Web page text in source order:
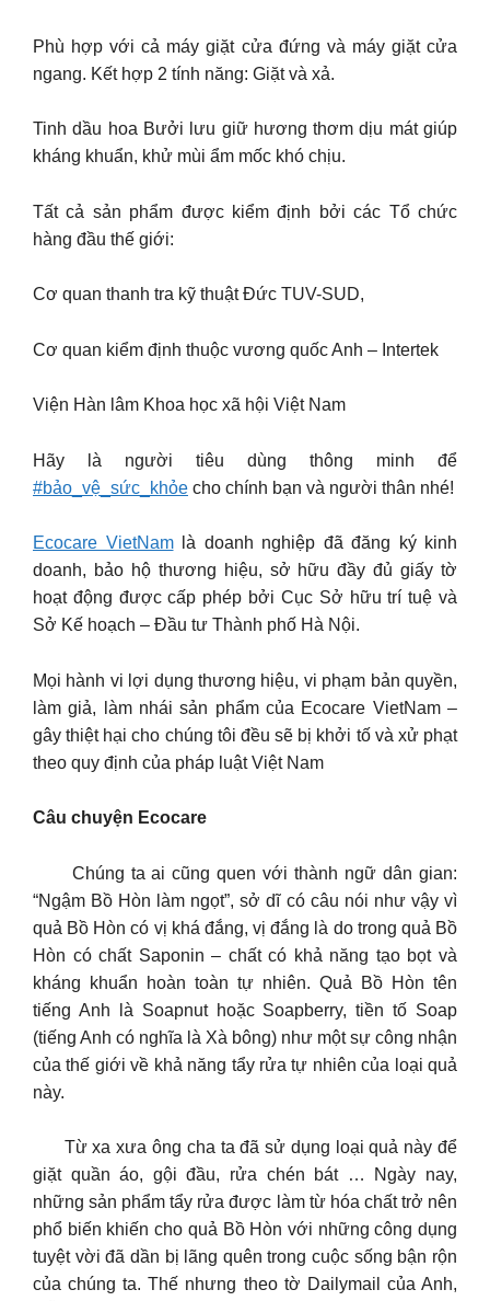
Phù hợp với cả máy giặt cửa đứng và máy giặt cửa
ngang. Kết hợp 2 tính năng: Giặt và xả.
Tinh dầu hoa Bưởi lưu giữ hương thơm dịu mát giúp
kháng khuẩn, khử mùi ẩm mốc khó chịu.
Tất cả sản phẩm được kiểm định bởi các Tổ chức
hàng đầu thế giới:
Cơ quan thanh tra kỹ thuật Đức TUV-SUD,
Cơ quan kiểm định thuộc vương quốc Anh – Intertek
Viện Hàn lâm Khoa học xã hội Việt Nam
Hãy là người tiêu dùng thông minh để
#bảo_vệ_sức_khỏe cho chính bạn và người thân nhé!
Ecocare VietNamlà doanh nghiệp đã đăng ký kinh
doanh, bảo hộ thương hiệu, sở hữu đầy đủ giấy tờ
hoạt động được cấp phép bởi Cục Sở hữu trí tuệ và
Sở Kế hoạch – Đầu tư Thành phố Hà Nội.
Mọi hành vi lợi dụng thương hiệu, vi phạm bản quyền,
làm giả, làm nhái sản phẩm của Ecocare VietNam –
gây thiệt hại cho chúng tôi đều sẽ bị khởi tố và xử phạt
theo quy định của pháp luật Việt Nam
Câu chuyện Ecocare
Chúng ta ai cũng quen với thành ngữ dân gian:
“Ngậm Bồ Hòn làm ngọt”, sở dĩ có câu nói như vậy vì
quả Bồ Hòn có vị khá đắng, vị đắng là do trong quả Bồ
Hòn có chất Saponin – chất có khả năng tạo bọt và
kháng khuẩn hoàn toàn tự nhiên. Quả Bồ Hòn tên
tiếng Anh là Soapnut hoặc Soapberry, tiền tố Soap
(tiếng Anh có nghĩa là Xà bông) như một sự công nhận
của thế giới về khả năng tẩy rửa tự nhiên của loại quả
này.
Từ xa xưa ông cha ta đã sử dụng loại quả này để
giặt quần áo, gội đầu, rửa chén bát … Ngày nay,
những sản phẩm tẩy rửa được làm từ hóa chất trở nên
phổ biến khiến cho quả Bồ Hòn với những công dụng
tuyệt vời đã dần bị lãng quên trong cuộc sống bận rộn
của chúng ta. Thế nhưng theo tờ Dailymail của Anh,